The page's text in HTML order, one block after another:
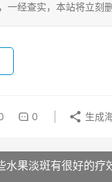
经查实，本站将立刻删
0 生成
水果淡斑有很好的疗